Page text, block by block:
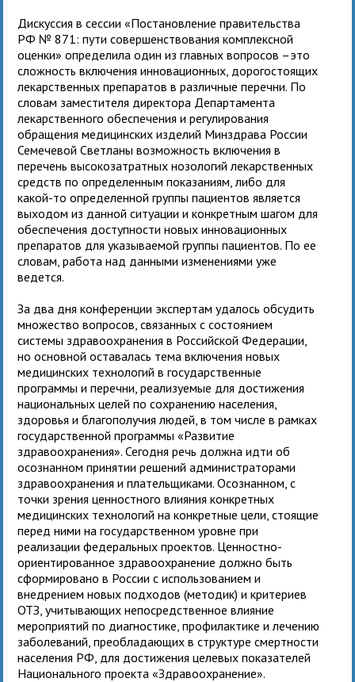
Дискуссия в сессии «Постановление правительства
РФ № 871: пути совершенствования комплексной
оценки» определила один из главных вопросов –это
сложность включения инновационных, дорогостоящих
лекарственных препаратов в различные перечни. По
словам заместителя директора Департамента
лекарственного обеспечения и регулирования
обращения медицинских изделий Минздрава России
Семечевой Светланы возможность включения в
перечень высокозатратных нозологий лекарственных
средств по определенным показаниям, либо для
какой-то определенной группы пациентов является
выходом из данной ситуации и конкретным шагом для
обеспечения доступности новых инновационных
препаратов для указываемой группы пациентов. По ее
словам, работа над данными изменениями уже
ведется.
За два дня конференции экспертам удалось обсудить
множество вопросов, связанных с состоянием
системы здравоохранения в Российской Федерации,
но основной оставалась тема включения новых
медицинских технологий в государственные
программы и перечни, реализуемые для достижения
национальных целей по сохранению населения,
здоровья и благополучия людей, в том числе в рамках
государственной программы «Развитие
здравоохранения». Сегодня речь должна идти об
осознанном принятии решений администраторами
здравоохранения и плательщиками. Осознанном, с
точки зрения ценностного влияния конкретных
медицинских технологий на конкретные цели, стоящие
перед ними на государственном уровне при
реализации федеральных проектов. Ценностно-
ориентированное здравоохранение должно быть
сформировано в России с использованием и
внедрением новых подходов (методик) и критериев
ОТЗ, учитывающих непосредственное влияние
мероприятий по диагностике, профилактике и лечению
заболеваний, преобладающих в структуре смертности
населения РФ, для достижения целевых показателей
Национального проекта «Здравоохранение».